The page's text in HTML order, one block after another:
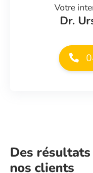
Votre
Dr.
Des
nos clients